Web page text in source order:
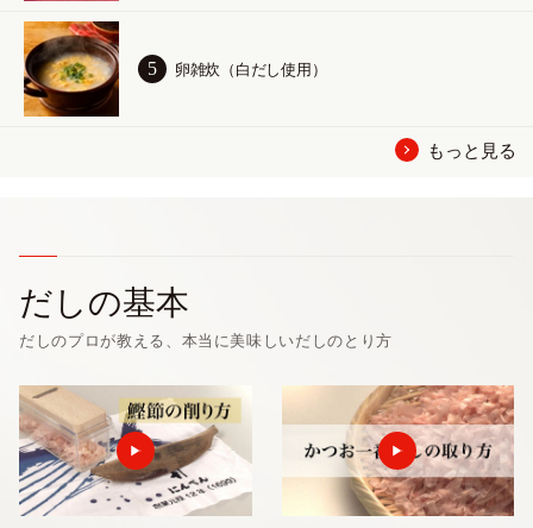
卵雑炊（白だし使用）
もっと見る
だしの基本
だしのプロが教える、本当に美味しいだしのとり方